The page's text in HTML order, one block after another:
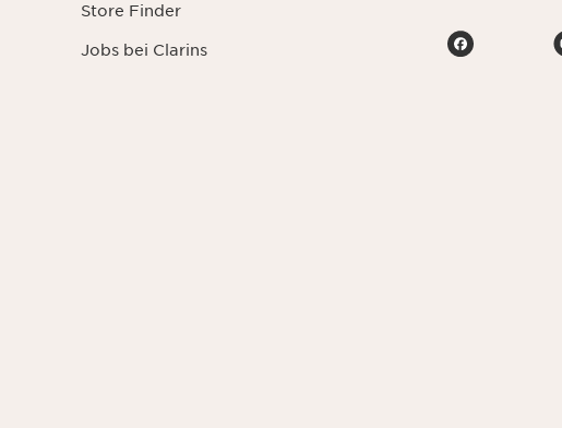
Store Finder
Jobs bei Clarins